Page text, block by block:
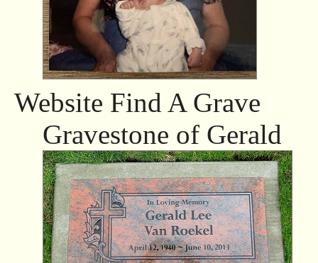
Website Find A Grave
Gravestone of Gerald